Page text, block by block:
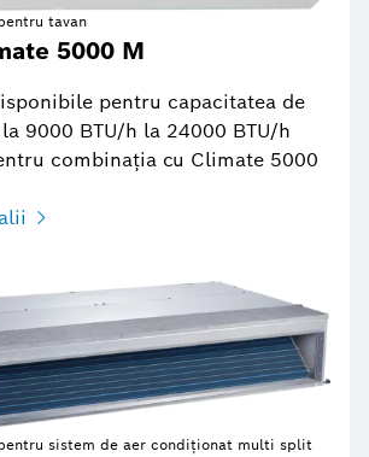
tavan
5000 M
pentru capacitatea de
9000 BTU/h la 24000 BTU/h
combinația cu Climate 5000
sistem de aer condiționat multi split